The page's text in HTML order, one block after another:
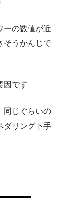
ーの数値が近
そうかんじで
因です
同じぐらいの
ダリング下手